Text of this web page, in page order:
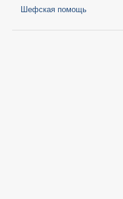
Шефская помощь